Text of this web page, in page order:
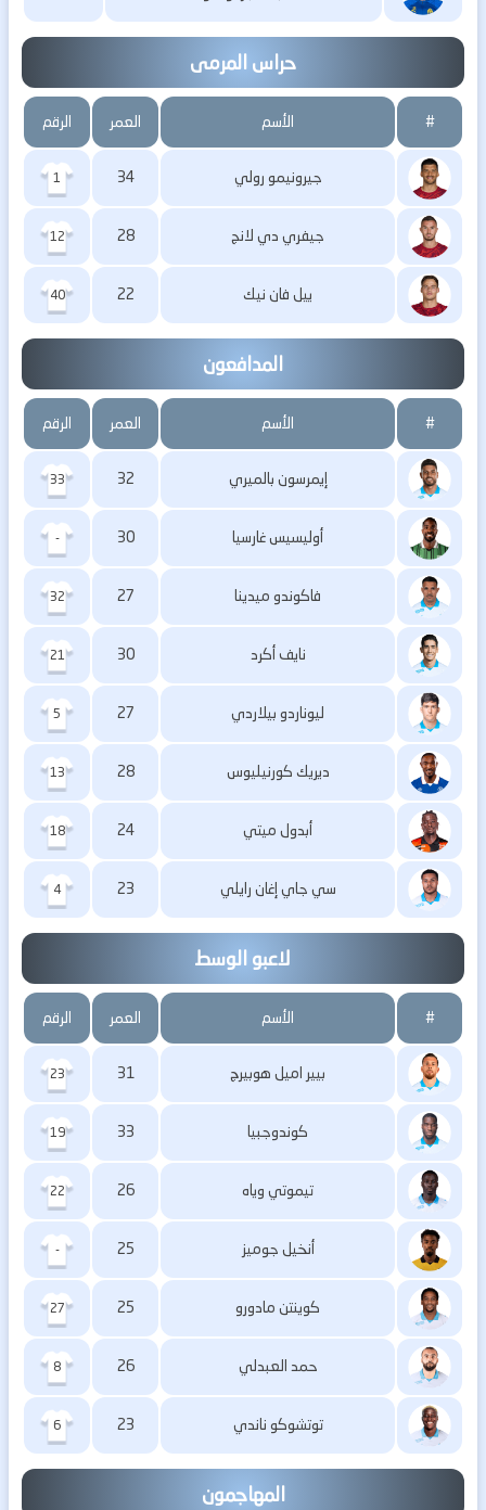
حراس المرمى
# الأسم العمر الرقم
جيرونيمو رولي 34
1
جيفري دي لانج 28
12
ييل فان نيك 22
40
المدافعون
# الأسم العمر الرقم
إيمرسون بالميري 32
33
أوليسيس غارسيا 30
-
فاكوندو ميدينا 27
32
نايف أكرد 30
21
ليوناردو بيلاردي 27
5
ديريك كورنيليوس 28
13
أبدول ميتي 24
18
سي جاي إغان رايلي 23
4
لاعبو الوسط
# الأسم العمر الرقم
بيير اميل هوبيرج 31
23
كوندوجبيا 33
19
تيموتي وياه 26
22
أنخيل جوميز 25
-
كوينتن مادورو 25
27
حمد العبدلي 26
8
توتشوكو ناندي 23
6
المهاجمون